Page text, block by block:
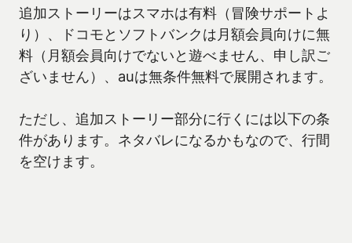
追加ストーリーはスマホは有料（冒険サポートよ
り）、ドコモとソフトバンクは月額会員向けに無
料（月額会員向けでないと遊べません、申し訳ご
ざいません）、auは無条件無料で展開されます。
ただし、追加ストーリー部分に行くには以下の条
件があります。ネタバレになるかもなので、行間
を空けます。